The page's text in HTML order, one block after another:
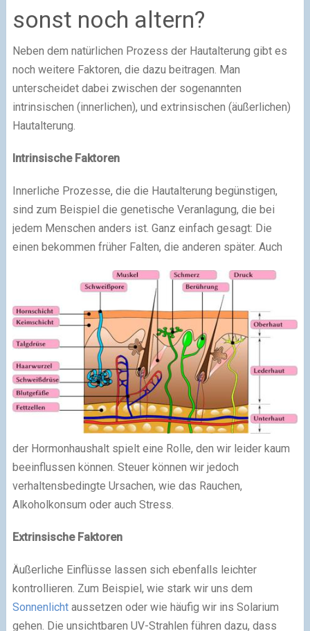
sonst noch altern?
Neben dem natürlichen Prozess der Hautalterung gibt es
noch weitere Faktoren, die dazu beitragen. Man
unterscheidet dabei zwischen der sogenannten
intrinsischen (innerlichen), und extrinsischen (äußerlichen)
Hautalterung.
Intrinsische Faktoren
Innerliche Prozesse, die die Hautalterung begünstigen,
sind zum Beispiel die genetische Veranlagung, die bei
jedem Menschen anders ist. Ganz einfach gesagt: Die
einen bekommen früher Falten, die anderen später. Auch
der Hormonhaushalt spielt eine Rolle, den wir leider kaum
beeinflussen können. Steuer können wir jedoch
verhaltensbedingte Ursachen, wie das Rauchen,
Alkoholkonsum oder auch Stress.
Extrinsische Faktoren
Äußerliche Einflüsse lassen sich ebenfalls leichter
kontrollieren. Zum Beispiel, wie stark wir uns dem
Sonnenlichtaussetzen oder wie häufig wir ins Solarium
gehen. Die unsichtbaren UV-Strahlen führen dazu, dass